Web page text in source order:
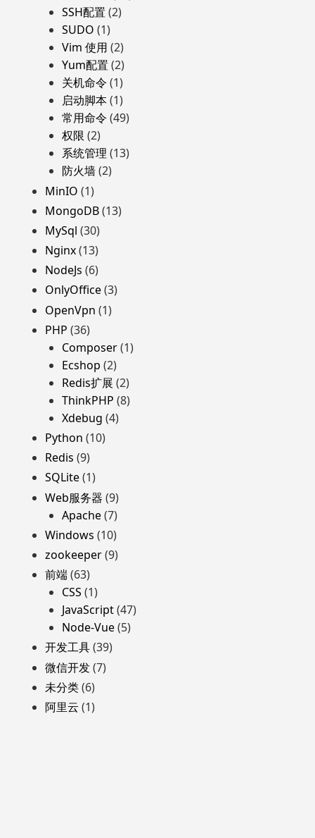
SSH配置 (2)
SUDO (1)
Vim 使用 (2)
Yum配置 (2)
关机命令 (1)
启动脚本(1)
常用命令 (49)
权限 (2)
系统管理 (13)
防火墙(2)
MinIO (1)
MongoDB(13)
MySql (30)
Nginx(13)
NodeJs (6)
OnlyOffice(3)
OpenVpn (1)
PHP (36)
Composer(1)
Ecshop (2)
Redis扩展 (2)
ThinkPHP (8)
Xdebug (4)
Python (10)
Redis (9)
SQLite(1)
Web服务器 (9)
Apache(7)
Windows (10)
zookeeper(9)
前端(63)
CSS (1)
JavaScript(47)
Node-Vue(5)
开发工具(39)
微信开发(7)
未分类(6)
阿里云 (1)